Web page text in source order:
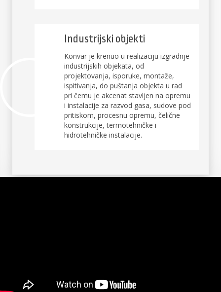
Industrijski objekti
Konvar je krenuo u realizaciju izgradnje
industrijskih objekata, od
projektovanja, isporuke, montaže,
ispitivanja, do puštanja objekta u rad
pri čemu je akcenat stavljen na opremu
i instalacije za razvod gasa, sudove pod
pritiskom, procesnu opremu, čelične
konstrukcije, termotehničke i
hidrotehničke instalacije.